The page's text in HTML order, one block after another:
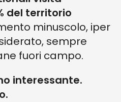
del territorio
minuscolo, iper
sempre
fuori campo.
interessante.